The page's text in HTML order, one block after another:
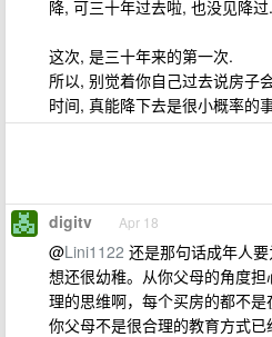
降, 可三十年过去啦, 也没见降过.
这次, 是三十年来的第一次.
所以, 别觉着你自己过去说房子
时间, 真能降下去是很小概率的
digitv Apr 18
@Lini1122 还是那句话成年人
想还很幼稚。从你父母的角度
理的思维啊，每个买房的都不
你父母不是很合理的教育方式已